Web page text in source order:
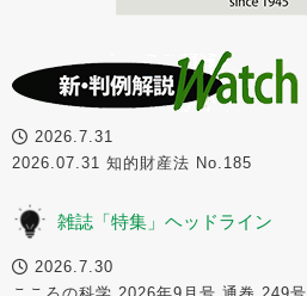
2026.7.31
2026.07.31 知的財産法 No.185
雑誌「特集」ヘッドライン
2026.7.30